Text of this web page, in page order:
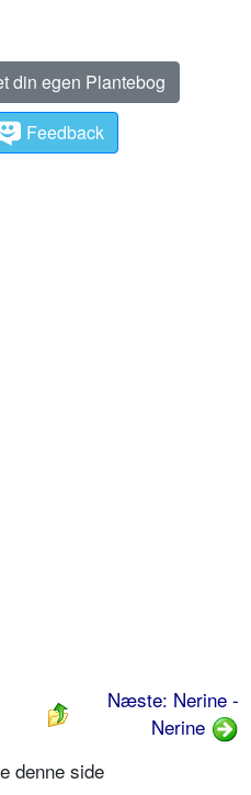
din egen Plantebog
Feedback
Næste: Nerine -
Nerine
denne side